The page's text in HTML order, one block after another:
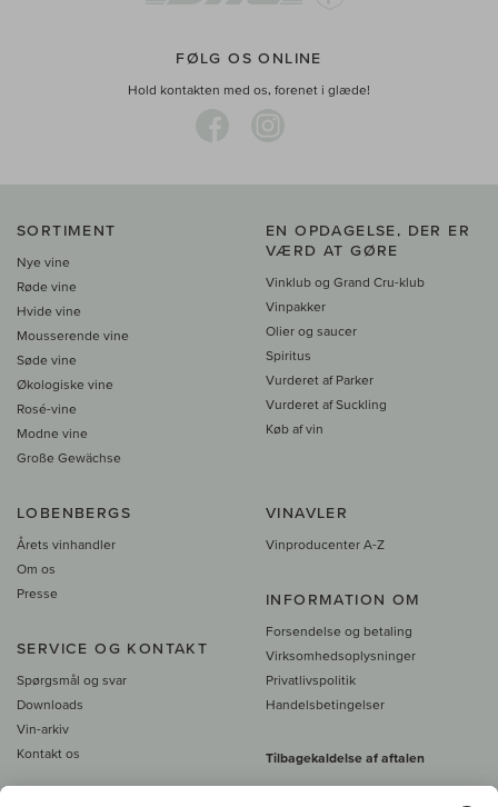
FØLG OS ONLINE
Hold kontakten med os, forenet i glæde!
SORTIMENT
Nye vine
Røde vine
Hvide vine
Mousserende vine
Søde vine
Økologiske vine
Rosé-vine
Modne vine
Große Gewächse
EN OPDAGELSE, DER ER
VÆRD AT GØRE
Vinklub og Grand Cru-klub
Vinpakker
Olier og saucer
Spiritus
Vurderet af Parker
Vurderet af Suckling
Køb af vin
LOBENBERGS
Årets vinhandler
Om os
Presse
SERVICE OG KONTAKT
Spørgsmål og svar
Downloads
Vin-arkiv
Kontakt os
VINAVLER
Vinproducenter A-Z
INFORMATION OM
Forsendelse og betaling
Virksomhedsoplysninger
Privatlivspolitik
Handelsbetingelser
Tilbagekaldelse af aftalen